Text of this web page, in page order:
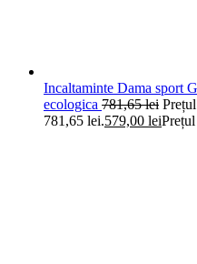
Incaltaminte Dama sport
ecologica 781,65lei
781,65 lei.579,00 lei